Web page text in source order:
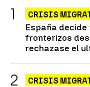
CRISIS
España
fronterizos
rechazase el
CRISIS